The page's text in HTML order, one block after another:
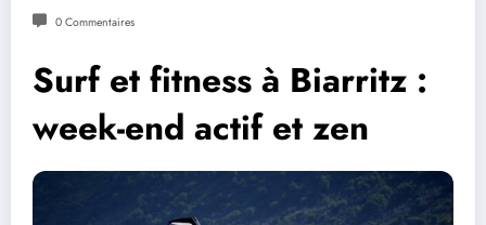
0 Commentaires
Surf et fitness à Biarritz :
week-end actif et zen